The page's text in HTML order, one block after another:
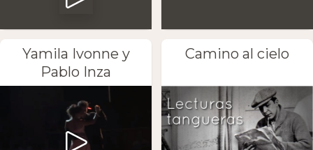
Yamila Ivonne y
Pablo Inza
Camino al cielo